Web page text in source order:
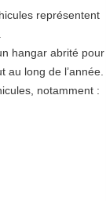
représentent
hangar abrité pour
long de l’année.
notamment :